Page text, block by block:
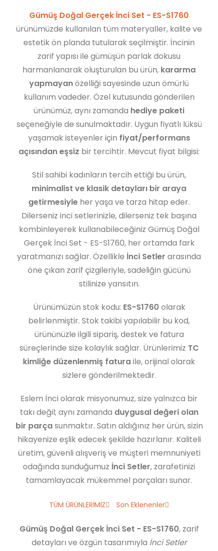
Gümüş Doğal Gerçek İnci Set - ES-S1760
ürünümüzde kullanılan tüm materyaller, kalite ve
estetik ön planda tutularak seçilmiştir. İncinin
zarif yapısı ile gümüşün parlak dokusu
harmanlanarak oluşturulan bu ürün, kararma
yapmayanözelliği sayesinde uzun ömürlü
kullanım vadeder. Özel kutusunda gönderilen
ürünümüz, aynı zamanda hediye paketi
seçeneğiyle de sunulmaktadır. Uygun fiyatlı lüksü
yaşamak isteyenler için fiyat/performans
açısından eşsiz bir tercihtir. Mevcut fiyat bilgisi:
Stil sahibi kadınların tercih ettiği bu ürün,
minimalist ve klasik detayları bir araya
getirmesiyle her yaşa ve tarza hitap eder.
Dilerseniz inci setlerinizle, dilerseniz tek başına
kombinleyerek kullanabileceğiniz Gümüş Doğal
Gerçek İnci Set - ES-S1760, her ortamda fark
yaratmanızı sağlar. Özellikle İnci Setler arasında
öne çıkan zarif çizgileriyle, sadeliğin gücünü
stilinize yansıtın.
Ürünümüzün stok kodu: ES-S1760 olarak
belirlenmiştir. Stok takibi yapılabilir bu kod,
ürününüzle ilgili sipariş, destek ve fatura
süreçlerinde size kolaylık sağlar. Ürünlerimiz TC
kimliğe düzenlenmiş faturaile, orijinal olarak
sizlere gönderilmektedir.
Eslem İnci olarak misyonumuz, size yalnızca bir
takı değil; aynı zamanda duygusal değeri olan
bir parçasunmaktır. Satın aldığınız her ürün, sizin
hikayenize eşlik edecek şekilde hazırlanır. Kaliteli
üretim, güvenli alışveriş ve müşteri memnuniyeti
odağında sunduğumuz İnci Setler, zarafetinizi
tamamlayacak mükemmel parçaları sunar.
TÜM ÜRÜNLERİMİZ Son Eklenenler
Gümüş Doğal Gerçek İnci Set - ES-S1760, zarif
detayları ve özgün tasarımıyla İnci Setler